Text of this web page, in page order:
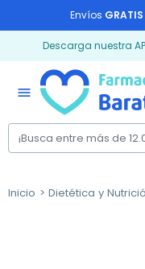
Envíos GRATIS
Descarga nuestra
menu
Inicio Dietética y